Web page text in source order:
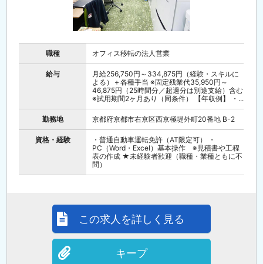
職種 オフィス移転の法人営業
給与
月給256,750円～334,875円（経験・スキルに
よる）＋各種手当 ※固定残業代35,950円～
46,875円（25時間分／超過分は別途支給）含む
※試用期間2ヶ月あり（同条件） 【年収例】 ・...
勤務地 京都府京都市右京区西京極堤外町20番地 B-2
資格・経験
・普通自動車運転免許（AT限定可） ・
PC（Word・Excel）基本操作 ※見積書や工程
表の作成 ★未経験者歓迎（職種・業種ともに不
問）
この求人を詳しく見る
キープ